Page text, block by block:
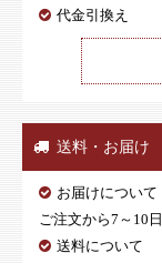
代金引換え
送料・お届け
お届けについて
ご注文から7～10
送料について